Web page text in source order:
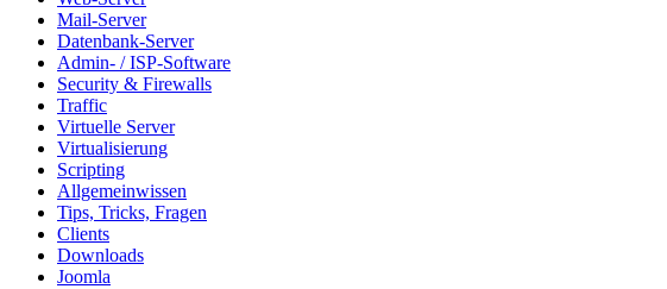
Mail-Server
Datenbank-Server
Admin- / ISP-Software
Security & Firewalls
Traffic
Virtuelle Server
Virtualisierung
Scripting
Allgemeinwissen
Tips, Tricks, Fragen
Clients
Downloads
Joomla